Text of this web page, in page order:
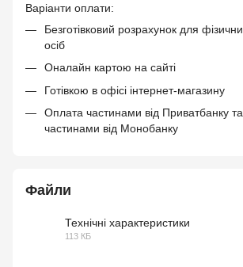
Варіанти оплати:
Безготівковий розрахунок для
осіб
Оналайн картою на сайті
Готівкою в офісі інтернет-магазину
Оплата частинами від Приватбанку
частинами від Монобанку
Файли
Технічні характеристики
113 КБ